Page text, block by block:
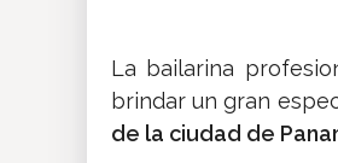
La bailarina
brindar un gran
de la ciudad de